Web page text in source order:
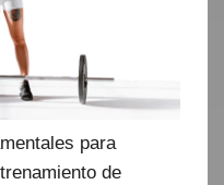
para
de